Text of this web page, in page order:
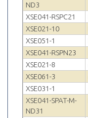
ND3
XSE041-RSPC21
XSE021-10
XSE051-1
XSE041-RSPN23
XSE021-8
XSE061-3
XSE031-1
XSE041-SPAT-M-
ND31